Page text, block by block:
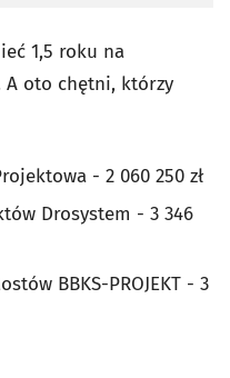
1,5 roku na
oto chętni, którzy
- 2 060 250 zł
Drosystem - 3 346
BBKS-PROJEKT - 3